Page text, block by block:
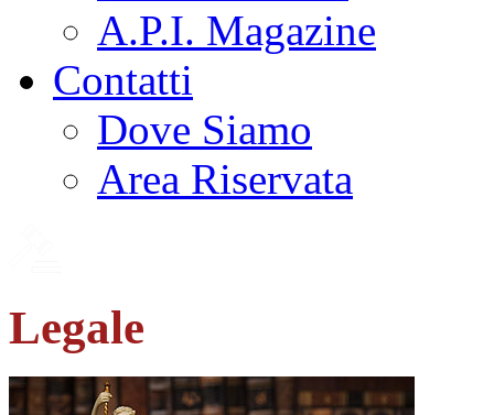
A.P.I. Magazine
Contatti
Dove Siamo
Area Riservata
Legale